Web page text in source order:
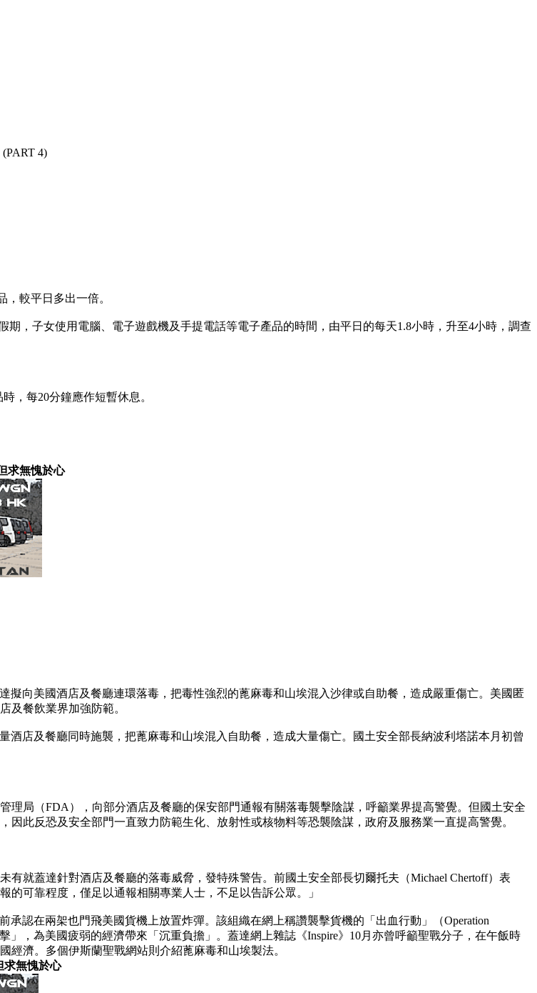
4)
較平日多出一倍。
，子女使用電腦、電子遊戲機及手提電話等電子產品的時間，由平日的每天1.8小時，升至4小時，調查
，每20分鐘應作短暫休息。
求無愧於心
向美國酒店及餐廳連環落毒，把毒性強烈的蓖麻毒和山埃混入沙律或自助餐，造成嚴重傷亡。美國匿
及餐飲業界加強防範。
酒店及餐廳同時施襲，把蓖麻毒和山埃混入自助餐，造成大量傷亡。國土安全部長納波利塔諾本月初曾
理局（FDA），向部分酒店及餐廳的保安部門通報有關落毒襲擊陰謀，呼籲業界提高警覺。但國土安全
此反恐及安全部門一直致力防範生化、放射性或核物料等恐襲陰謀，政府及服務業一直提高警覺。
就蓋達針對酒店及餐廳的落毒威脅，發特殊警告。前國土安全部長切爾托夫（Michael Chertoff）表
可靠程度，僅足以通報相關專業人士，不足以告訴公眾。」
認在兩架也門飛美國貨機上放置炸彈。該組織在網上稱讚襲擊貨機的「出血行動」（Operation
」，為美國疲弱的經濟帶來「沉重負擔」。蓋達網上雜誌《Inspire》10月亦曾呼籲聖戰分子，在午飯時
經濟。多個伊斯蘭聖戰網站則介紹蓖麻毒和山埃製法。
求無愧於心